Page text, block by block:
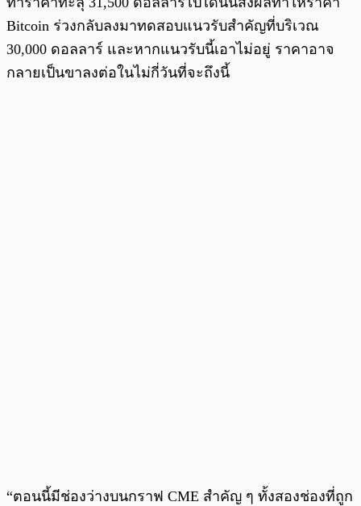
Bitcoin ร่วงกลับลงมาทดสอบแนวรับสำคัญที่บริเวณ
30,000 ดอลลาร์ และหากแนวรับนี้เอาไม่อยู่ ราคาอาจ
กลายเป็นขาลงต่อในไม่กี่วันที่จะถึงนี้
“ตอนนี้มีช่องว่างบนกราฟ CME สำคัญ ๆ ทั้งสองช่องที่ถูก